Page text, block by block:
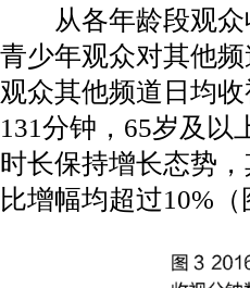
从各年龄段观众
青少年观众对其他
观众其他频道日均
131分钟，65岁及以
时长保持增长态势
比增幅均超过10%（